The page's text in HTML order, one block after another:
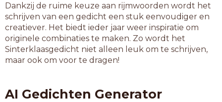
Dankzij de ruime keuze aan rijmwoorden wordt het
schrijven van een gedicht een stuk eenvoudiger en
creatiever. Het biedt ieder jaar weer inspiratie om
originele combinaties te maken. Zo wordt het
Sinterklaasgedicht niet alleen leuk om te schrijven,
maar ook om voor te dragen!
AI Gedichten Generator